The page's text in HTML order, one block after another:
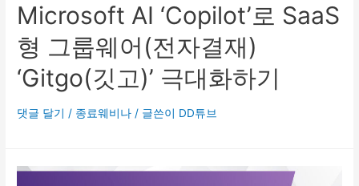
Microsoft AI ‘Copilot’로 SaaS
형 그룹웨어(전자결재)
‘Gitgo(깃고)’ 극대화하기
댓글 달기 / 종료웨비나 / 글쓴이 DD튜브